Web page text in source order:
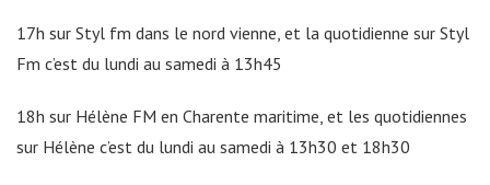
17h sur Styl fm dans le nord vienne, et la quotidienne sur Styl
Fm c’est du lundi au samedi à 13h45
18h sur Hélène FM en Charente maritime, et les quotidiennes
sur Hélène c’est du lundi au samedi à 13h30 et 18h30